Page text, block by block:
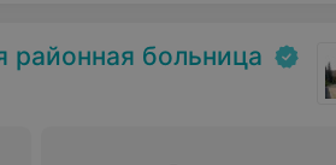
районная больница